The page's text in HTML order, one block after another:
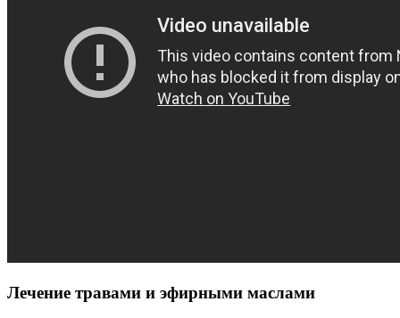
Лечение травами и эфирными маслами